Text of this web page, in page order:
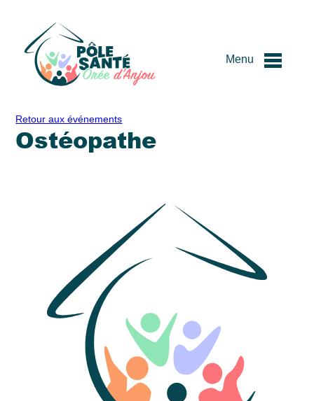
Passer
contenu
Menu
Retour aux événements
Ostéopathe